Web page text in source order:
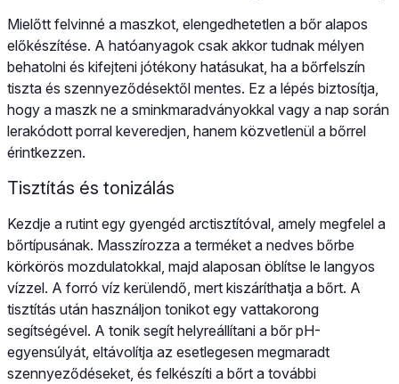
Mielőtt felvinné a maszkot, elengedhetetlen a bőr alapos
előkészítése. A hatóanyagok csak akkor tudnak mélyen
behatolni és kifejteni jótékony hatásukat, ha a bőrfelszín
tiszta és szennyeződésektől mentes. Ez a lépés biztosítja,
hogy a maszk ne a sminkmaradványokkal vagy a nap során
lerakódott porral keveredjen, hanem közvetlenül a bőrrel
érintkezzen.
Tisztítás és tonizálás
Kezdje a rutint egy gyengéd arctisztítóval, amely megfelel a
bőrtípusának. Masszírozza a terméket a nedves bőrbe
körkörös mozdulatokkal, majd alaposan öblítse le langyos
vízzel. A forró víz kerülendő, mert kiszáríthatja a bőrt. A
tisztítás után használjon tonikot egy vattakorong
segítségével. A tonik segít helyreállítani a bőr pH-
egyensúlyát, eltávolítja az esetlegesen megmaradt
szennyeződéseket, és felkészíti a bőrt a további